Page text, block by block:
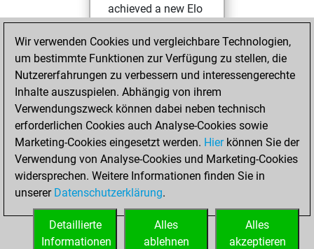
achieved a new Elo
of 1553
Mittwoch,
November 3, 2021
You created
your Studies account
Studies
Mittwoch,
Dezember 2, 2020
You created
your Fritz account
Wir verwenden Cookies und vergleichbare Technologien,
um bestimmte Funktionen zur Verfügung zu stellen, die
Nutzererfahrungen zu verbessern und interessengerechte
Inhalte auszuspielen. Abhängig von ihrem
Verwendungszweck können dabei neben technisch
erforderlichen Cookies auch Analyse-Cookies sowie
Marketing-Cookies eingesetzt werden. Hierkönnen Sie der
Verwendung von Analyse-Cookies und Marketing-Cookies
widersprechen. Weitere Informationen finden Sie in
unserer Datenschutzerklärung.
Alles
akzeptieren
Alles
ablehnen
Detaillierte
Informationen